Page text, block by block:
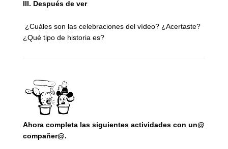
III. Después de ver
¿Cuáles son las celebraciones del vídeo? ¿Acertaste?
¿Qué tipo de historia es?
Ahora completa las siguientes actividades con un@
compañer@.